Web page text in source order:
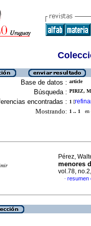
Base de datos : article
Búsqueda : PIRIZ,
encontradas : 1 [
Mostrando: 1 .. 1 en
Pérez,
menores
vol.78,
· resumen